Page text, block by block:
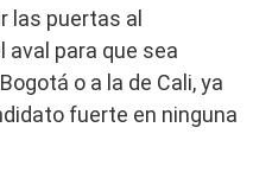
las puertas al
aval para que sea
o a la de Cali, ya
fuerte en ninguna